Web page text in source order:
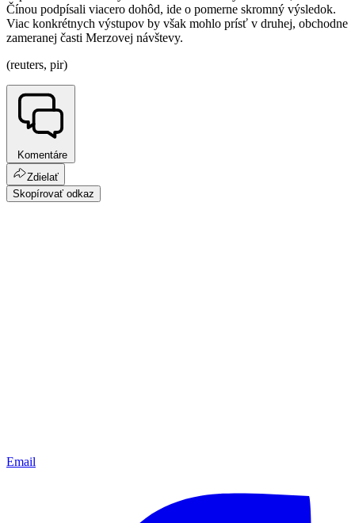
Čínou podpísali viacero dohôd, ide o pomerne skromný výsledok.
Viac konkrétnych výstupov by však mohlo prísť v druhej, obchodne
zameranej časti Merzovej návštevy.
(reuters, pir)
Komentáre
Zdielať
Skopírovať odkaz
Email